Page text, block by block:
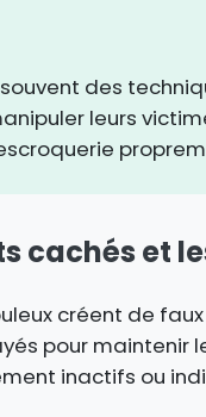
des
leurs
cachés et
créent de
pour maintenir
inactifs ou